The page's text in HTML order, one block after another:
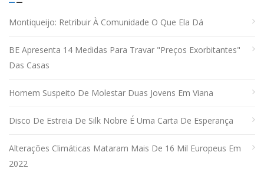
Montiqueijo: Retribuir À Comunidade O Que Ela Dá
BE Apresenta 14 Medidas Para Travar "preços Exorbitantes"
Das Casas
Homem Suspeito De Molestar Duas Jovens Em Viana
Disco De Estreia De Silk Nobre É Uma Carta De Esperança
Alterações Climáticas Mataram Mais De 16 Mil Europeus Em
2022